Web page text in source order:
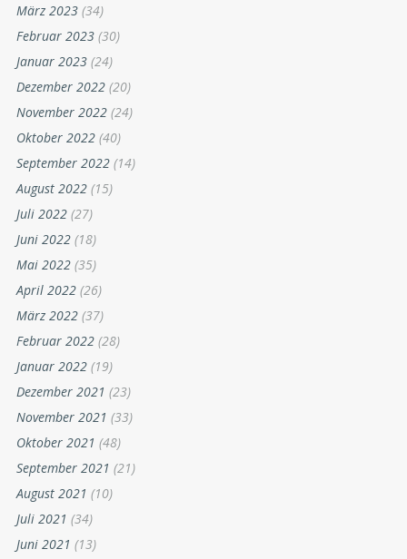
März 2023 (34)
Februar 2023 (30)
Januar 2023 (24)
Dezember 2022 (20)
November 2022 (24)
Oktober 2022 (40)
September 2022 (14)
August 2022 (15)
Juli 2022 (27)
Juni 2022 (18)
Mai 2022 (35)
April 2022 (26)
März 2022 (37)
Februar 2022 (28)
Januar 2022 (19)
Dezember 2021 (23)
November 2021 (33)
Oktober 2021 (48)
September 2021 (21)
August 2021 (10)
Juli 2021 (34)
Juni 2021 (13)